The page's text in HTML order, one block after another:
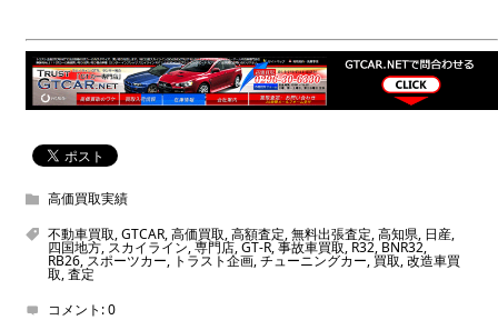
高価買取実績
不動車買取,GTCAR,高価買取,高額査定,無料出張査定,高知県, 日産,
四国地方,スカイライン,専門店,GT-R,事故車買取, R32,BNR32,
RB26,スポーツカー, トラスト企画,チューニングカー, 買取,改造車買
取,査定
コメント:0